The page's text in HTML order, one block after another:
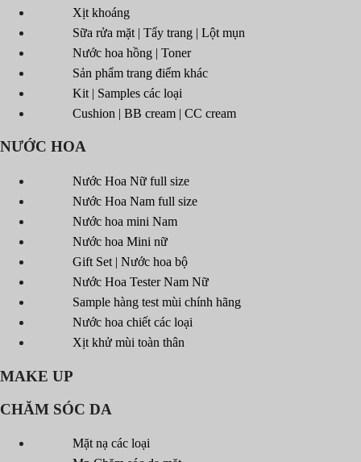
Xịt khoáng
Sữa rửa mặt | Tẩy trang | Lột mụn
Nước hoa hồng | Toner
Sản phẩm trang điểm khác
Kit | Samples các loại
Cushion | BB cream | CC cream
NƯỚC HOA
Nước Hoa Nữ full size
Nước Hoa Nam full size
Nước hoa mini Nam
Nước hoa Mini nữ
Gift Set | Nước hoa bộ
Nước Hoa Tester Nam Nữ
Sample hàng test mùi chính hãng
Nước hoa chiết các loại
Xịt khử mùi toàn thân
MAKE UP
CHĂM SÓC DA
Mặt nạ các loại